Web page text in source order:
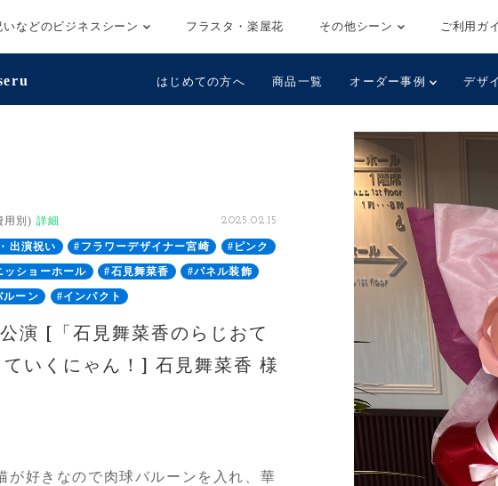
いなどのビジネスシーン フラスタ・楽屋花 その他シーン ご利用ガ
はじめての方へ 商品一覧 オーダー事例 デザ
用別) 詳細 2025.02.15
出演祝い #フラワーデザイナー宮崎
#ピンク
ッショーホール #石見舞菜香
#パネル装飾
ルーン #インパクト
演 [「石見舞菜香のらじおて
いくにゃん！] 石見舞菜香 様
が好きなので肉球バルーンを入れ、華